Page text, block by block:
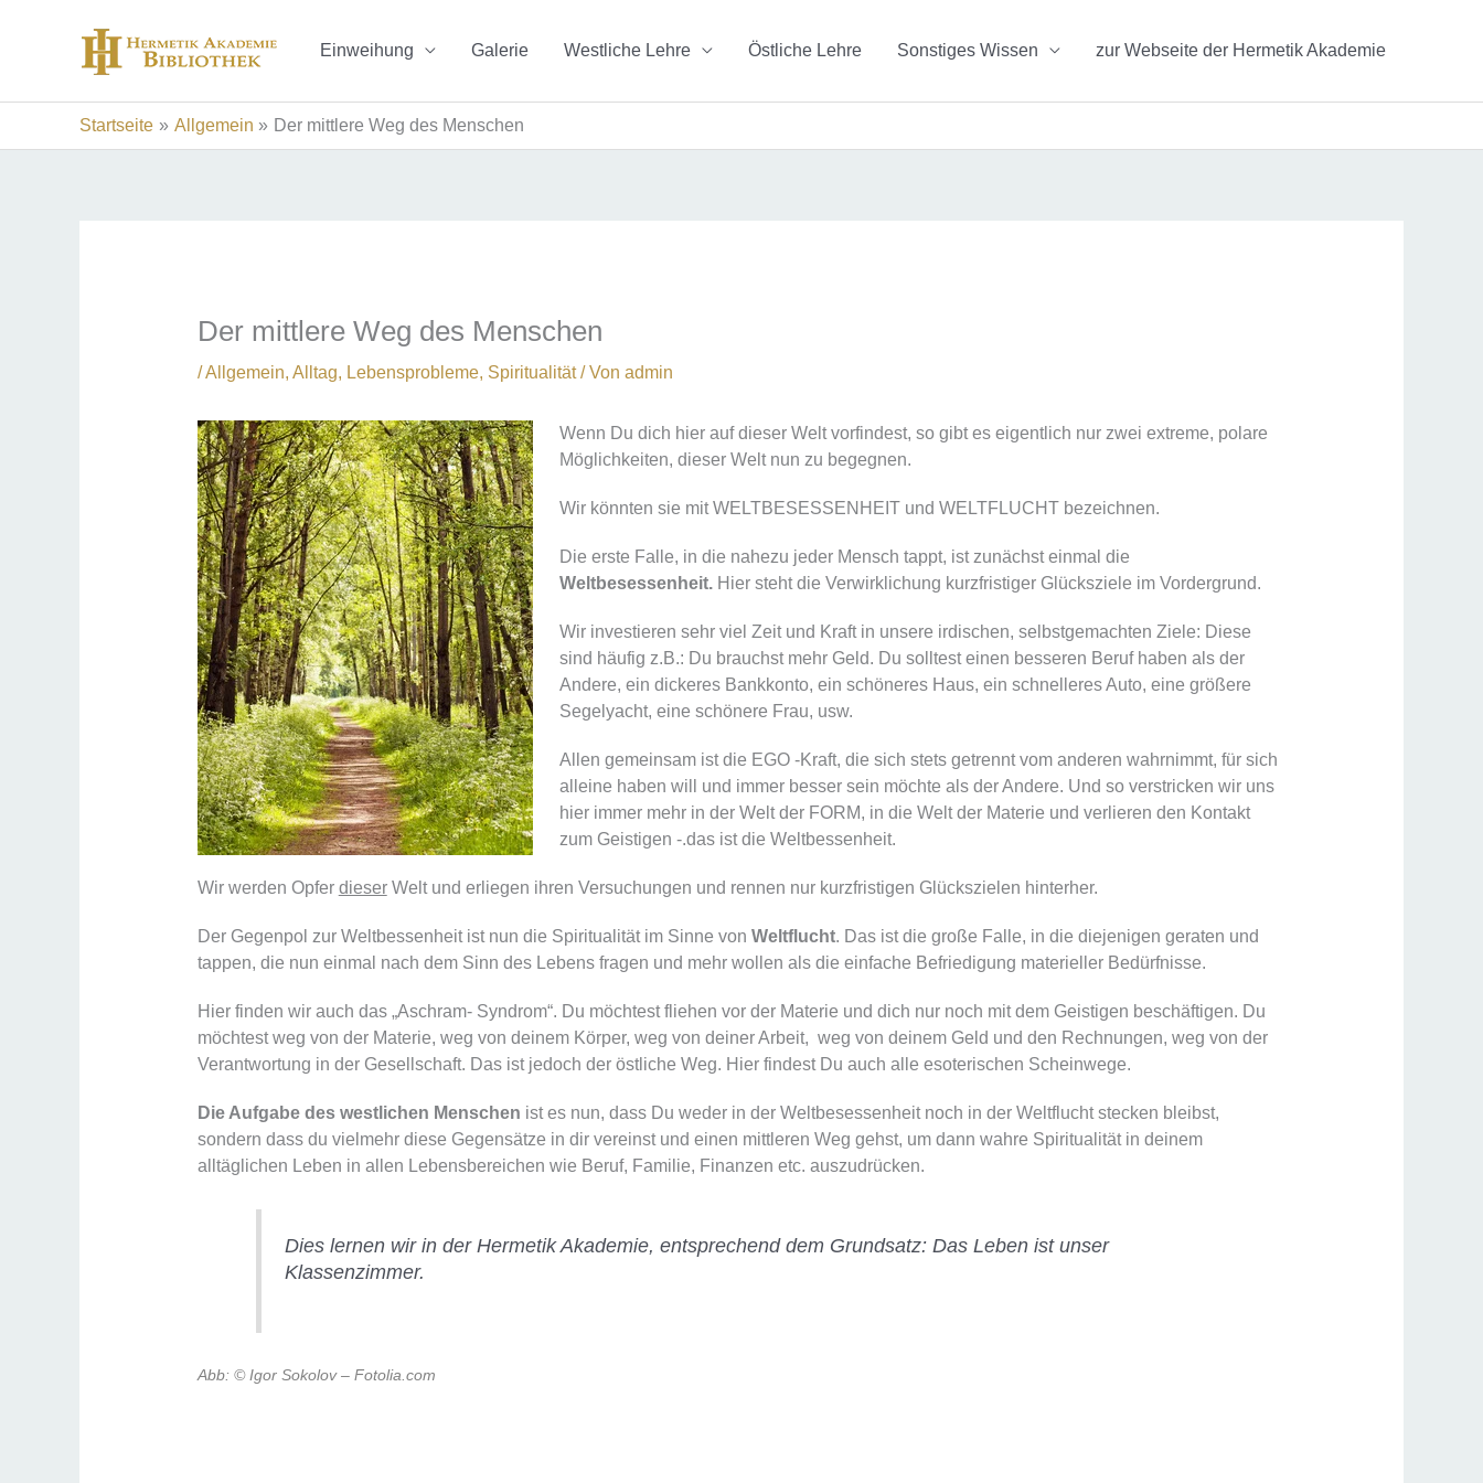
Einweihung Galerie Westliche Lehre Östliche Lehre Sonstiges Wissen zur Webseite der Hermetik Akademie
Startseite Allgemein Der mittlere Weg des Menschen
Der mittlere Weg des Menschen
/Allgemein, Alltag, Lebensprobleme, Spiritualität/ Von admin
Wenn Du dich hier auf dieser Welt vorfindest, so gibt es eigentlich nur zwei extreme, polare
Möglichkeiten, dieser Welt nun zu begegnen.
Wir könnten sie mit WELTBESESSENHEIT und WELTFLUCHT bezeichnen.
Die erste Falle, in die nahezu jeder Mensch tappt, ist zunächst einmal die
Weltbesessenheit.Hier steht die Verwirklichung kurzfristiger Glücksziele im Vordergrund.
Wir investieren sehr viel Zeit und Kraft in unsere irdischen, selbstgemachten Ziele: Diese
sind häufig z.B.: Du brauchst mehr Geld. Du solltest einen besseren Beruf haben als der
Andere, ein dickeres Bankkonto, ein schöneres Haus, ein schnelleres Auto, eine größere
Segelyacht, eine schönere Frau, usw.
Allen gemeinsam ist die EGO -Kraft, die sich stets getrennt vom anderen wahrnimmt, für sich
alleine haben will und immer besser sein möchte als der Andere. Und so verstricken wir uns
hier immer mehr in der Welt der FORM, in die Welt der Materie und verlieren den Kontakt
zum Geistigen -.das ist die Weltbessenheit.
Wir werden Opfer dieserWelt und erliegen ihren Versuchungen und rennen nur kurzfristigen Glückszielen hinterher.
Der Gegenpol zur Weltbessenheit ist nun die Spiritualität im Sinne von Weltflucht. Das ist die große Falle, in die diejenigen geraten und
tappen, die nun einmal nach dem Sinn des Lebens fragen und mehr wollen als die einfache Befriedigung materieller Bedürfnisse.
Hier finden wir auch das „Aschram- Syndrom“. Du möchtest fliehen vor der Materie und dich nur noch mit dem Geistigen beschäftigen. Du
möchtest weg von der Materie, weg von deinem Körper, weg von deiner Arbeit, weg von deinem Geld und den Rechnungen, weg von der
Verantwortung in der Gesellschaft. Das ist jedoch der östliche Weg. Hier findest Du auch alle esoterischen Scheinwege.
Die Aufgabe des westlichen Menschen ist es nun, dass Du weder in der Weltbesessenheit noch in der Weltflucht stecken bleibst,
sondern dass du vielmehr diese Gegensätze in dir vereinst und einen mittleren Weg gehst, um dann wahre Spiritualität in deinem
alltäglichen Leben in allen Lebensbereichen wie Beruf, Familie, Finanzen etc. auszudrücken.
Dies lernen wir in der Hermetik Akademie, entsprechend dem Grundsatz: Das Leben ist unser
Klassenzimmer.
Abb: © Igor Sokolov – Fotolia.com